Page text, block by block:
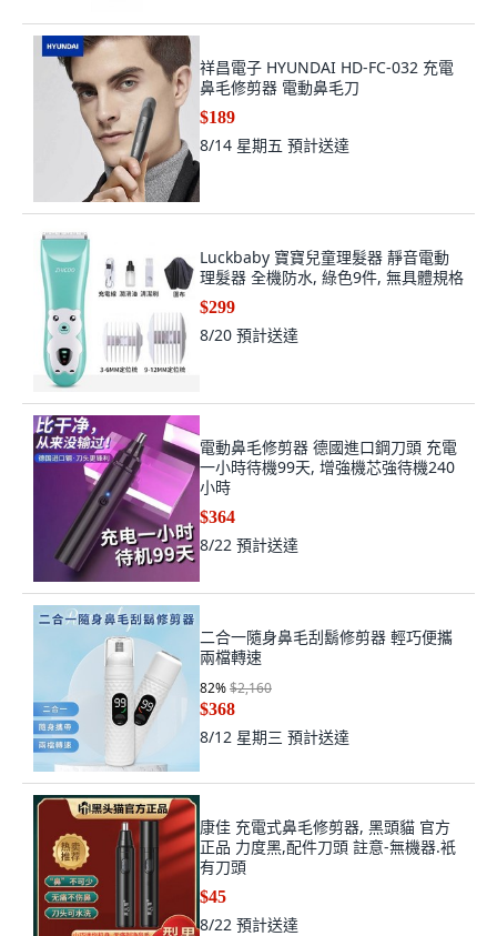
祥昌電子 HYUNDAI HD-FC-032 充電
鼻毛修剪器 電動鼻毛刀
$189
8/14 星期五 預計送達
Luckbaby 寶寶兒童理髮器 靜音電動
理髮器 全機防水, 綠色9件, 無具體規格
$299
8/20 預計送達
電動鼻毛修剪器 德國進口鋼刀頭 充電
一小時待機99天, 增強機芯強待機240
小時
$364
8/22 預計送達
二合一隨身鼻毛刮鬍修剪器 輕巧便攜
兩檔轉速
82%$2,160
$368
8/12 星期三 預計送達
康佳 充電式鼻毛修剪器, 黑頭貓 官方
正品 力度黑,配件刀頭 註意-無機器.衹
有刀頭
$45
8/22 預計送達